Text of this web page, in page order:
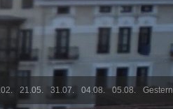
Gestern
05.08.
04.08.
31.07.
21.05.